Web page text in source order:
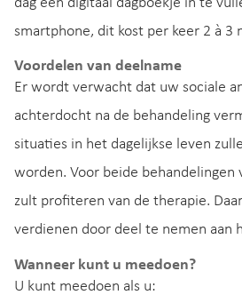
smartphone, dit kost per keer 2 à 3
Voordelen van deelname
Er wordt verwacht dat uw sociale
achterdocht na de behandeling
situaties in het dagelijkse leven
worden. Voor beide
zult profiteren van de therapie.
verdienen door deel te nemen aan
Wanneer kunt u meedoen?
U kunt meedoen als u: